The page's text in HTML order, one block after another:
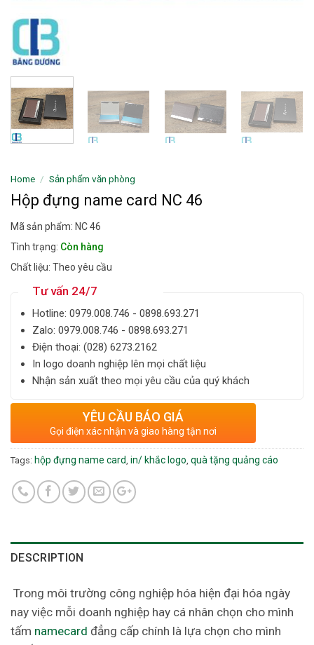
Home / Sản phẩm văn phòng
Hộp đựng name card NC 46
Mã sản phẩm: NC 46
Tình trạng: Còn hàng
Chất liệu: Theo yêu cầu
Tư vấn 24/7
Hotline: ‎0979.008.746 - 0898.693.271
Zalo: ‎‎0979.008.746 - 0898.693.271
Điện thoại: ‎(028) 6273.2162
In logo doanh nghiệp lên mọi chất liệu
Nhận sản xuất theo mọi yêu cầu của quý khách
YÊU CẦU BÁO GIÁ
Gọi điện xác nhận và giao hàng tận nơi
Tags: hộp đựng name card, in/ khắc logo, quà tặng quảng cáo
DESCRIPTION
Trong môi trường công nghiệp hóa hiện đại hóa ngày
nay việc mỗi doanh nghiệp hay cá nhân chọn cho mình
tấm namecard đẳng cấp chính là lựa chọn cho mình